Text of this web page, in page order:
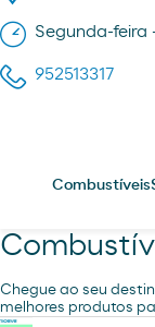
Segunda-feira
952513317
Combustíveis
Chegue ao seu
melhores produtos